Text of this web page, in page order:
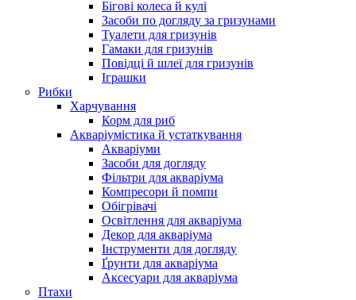
Бігові колеса й кулі
Засоби по догляду за гризунами
Туалети для гризунів
Гамаки для гризунів
Повідці й шлеї для гризунів
Іграшки
Рибки
Харчування
Корм для риб
Акваріумістика й устаткування
Акваріуми
Засоби для догляду
Фільтри для акваріума
Компресори й помпи
Обігрівачі
Освітлення для акваріума
Декор для акваріума
Інструменти для догляду
Ґрунти для акваріума
Аксесуари для акваріума
Птахи